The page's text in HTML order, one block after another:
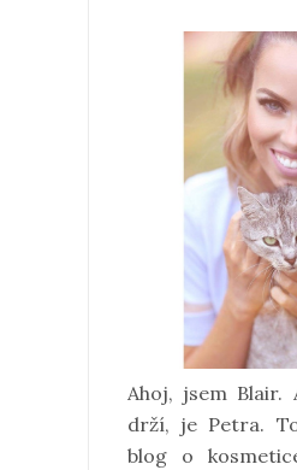
Ahoj, jsem Blair.
drží, je Petra.
blog o